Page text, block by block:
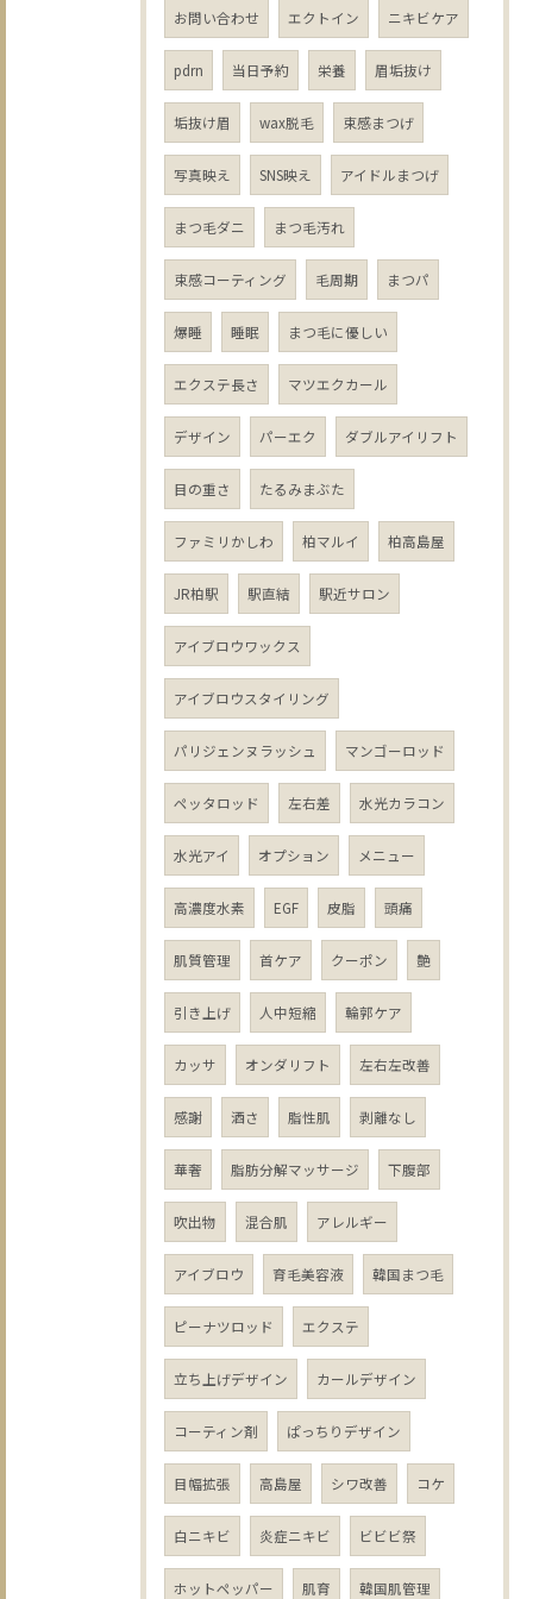
お問い合わせ エクトイン ニキビケア
pdrn 当日予約 栄養 眉垢抜け
垢抜け眉 wax脱毛 束感まつげ
写真映え SNS映え アイドルまつげ
まつ毛ダニ まつ毛汚れ
束感コーティング 毛周期 まつパ
爆睡 睡眠 まつ毛に優しい
エクステ長さ マツエクカール
デザイン パーエク ダブルアイリフト
目の重さ たるみまぶた
ファミリかしわ 柏マルイ 柏高島屋
JR柏駅 駅直結 駅近サロン
アイブロウワックス
アイブロウスタイリング
パリジェンヌラッシュ マンゴーロッド
ペッタロッド 左右差 水光カラコン
水光アイ オプション メニュー
高濃度水素 EGF 皮脂 頭痛
肌質管理 首ケア クーポン 艶
引き上げ 人中短縮 輪郭ケア
カッサ オンダリフト 左右左改善
感謝 酒さ 脂性肌 剥離なし
華奢 脂肪分解マッサージ 下腹部
吹出物 混合肌 アレルギー
アイブロウ 育毛美容液 韓国まつ毛
ピーナツロッド エクステ
立ち上げデザイン カールデザイン
コーティン剤 ぱっちりデザイン
目幅拡張 高島屋 シワ改善 コケ
白ニキビ 炎症ニキビ ビビビ祭
ホットペッパー 肌育 韓国肌管理